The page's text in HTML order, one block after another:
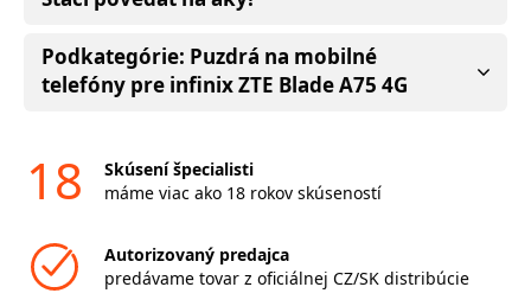
Podkategórie: Puzdrá na mobilné
telefóny pre infinix ZTE Blade A75 4G
18
Skúsení špecialisti
máme viac ako 18 rokov skúseností
Autorizovaný predajca
predávame tovar z oficiálnej CZ/SK distribúcie